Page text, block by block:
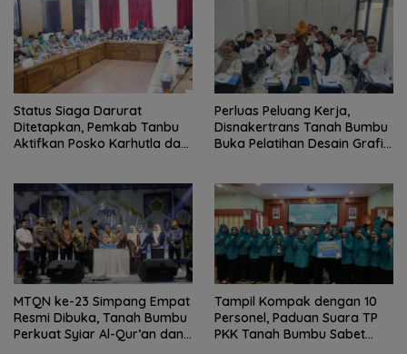
Status Siaga Darurat
Ditetapkan, Pemkab Tanbu
Aktifkan Posko Karhutla dan
Perluas Peluang Kerja,
Disnakertrans Tanah Bumbu
Buka Pelatihan Desain Grafis
MTQN ke-23 Simpang Empat
Resmi Dibuka, Tanah Bumbu
Perkuat Syiar Al-Qur’an dan
Tampil Kompak dengan 10
Personel, Paduan Suara TP
PKK Tanah Bumbu Sabet